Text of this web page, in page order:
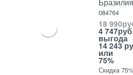
084764
18 990
4 747
выгода
14 243
или
75%
Скидка 75%